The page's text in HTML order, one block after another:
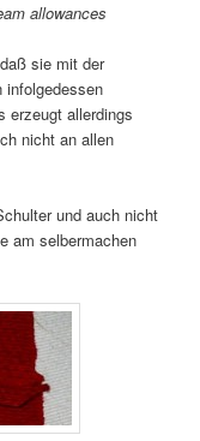
allowances
sie mit der
infolgedessen
erzeugt allerdings
nicht an allen
und auch nicht
am selbermachen